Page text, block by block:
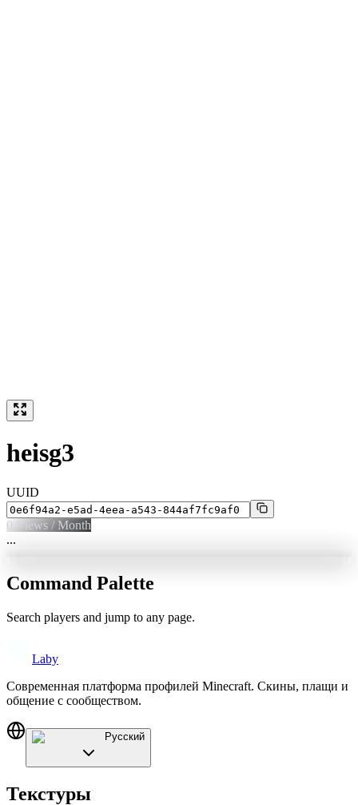
heisg3
UUID
0 Views / Month
...
Command Palette
Search players and jump to any page.
Laby
Современная платформа профилей Minecraft. Скины, плащи и
общение с сообществом.
Русский
Текстуры